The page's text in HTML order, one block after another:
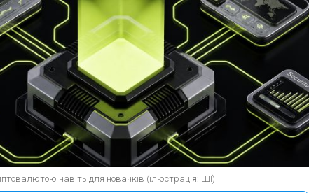
навіть для новачків (ілюстрація: ШІ)